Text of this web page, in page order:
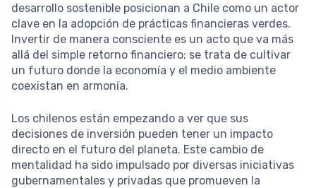
desarrollo sostenible posicionan a Chile como un actor
clave en la adopción de prácticas financieras verdes.
Invertir de manera consciente es un acto que va más
allá del simple retorno financiero; se trata de cultivar
un futuro donde la economía y el medio ambiente
coexistan en armonía.
Los chilenos están empezando a ver que sus
decisiones de inversión pueden tener un impacto
directo en el futuro del planeta. Este cambio de
mentalidad ha sido impulsado por diversas iniciativas
gubernamentales y privadas que promueven la